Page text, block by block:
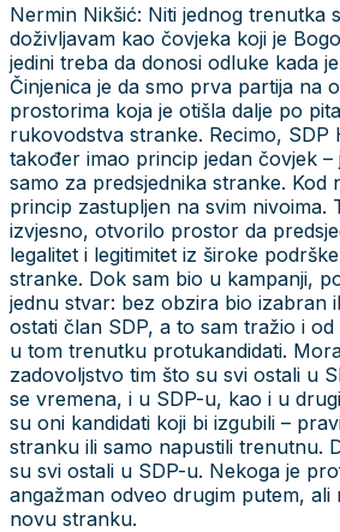
Nermin Nikšić: Niti jednog trenutka
doživljavam kao čovjeka koji je
jedini treba da donosi odluke kada
Činjenica je da smo prva partija na
prostorima koja je otišla dalje po
rukovodstva stranke. Recimo, SDP
također imao princip jedan čovjek –
samo za predsjednika stranke. Kod
princip zastupljen na svim nivoima.
izvjesno, otvorilo prostor da
legalitet i legitimitet iz široke
stranke. Dok sam bio u kampanji,
jednu stvar: bez obzira bio izabran
ostati član SDP, a to sam tražio i od
u tom trenutku protukandidati.
zadovoljstvo tim što su svi ostali u
se vremena, i u SDP-u, kao i u
su oni kandidati koji bi izgubili –
stranku ili samo napustili trenutnu.
su svi ostali u SDP-u. Nekoga je
angažman odveo drugim putem, ali
novu stranku.